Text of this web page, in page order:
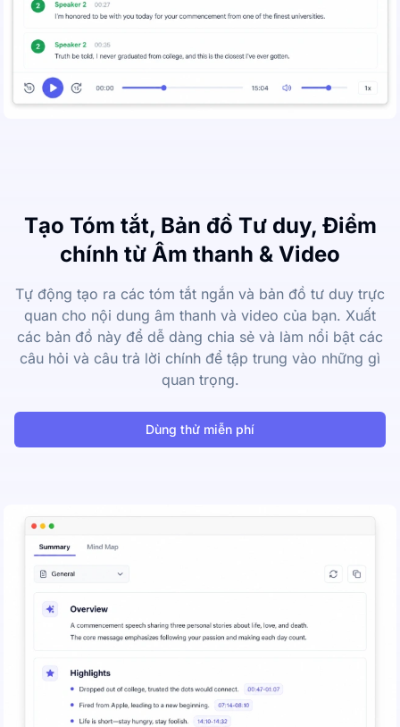
Tạo Tóm tắt, Bản đồ Tư duy, Điểm
chính từ Âm thanh & Video
Tự động tạo ra các tóm tắt ngắn và bản đồ tư duy trực
quan cho nội dung âm thanh và video của bạn. Xuất
các bản đồ này để dễ dàng chia sẻ và làm nổi bật các
câu hỏi và câu trả lời chính để tập trung vào những gì
quan trọng.
Dùng thử miễn phí